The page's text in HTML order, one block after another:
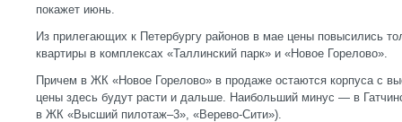
покажет июнь.
Из прилегающих к Петербургу районов в мае цены повысились
квартиры в комплексах «Таллинский парк» и «Новое Горелово».
Причем в ЖК «Новое Горелово» в продаже остаются корпуса с
цены здесь будут расти и дальше. Наибольший минус — в
в ЖК «Высший пилотаж–3», «Верево-Сити»).